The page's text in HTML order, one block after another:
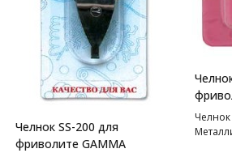
Челнок SS-200 для
фриволите GAMMA